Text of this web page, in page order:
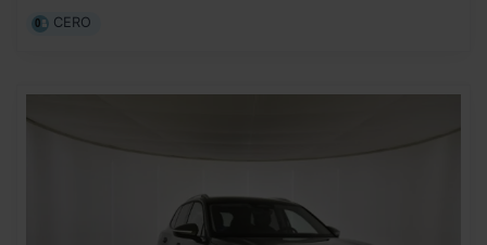
CERO